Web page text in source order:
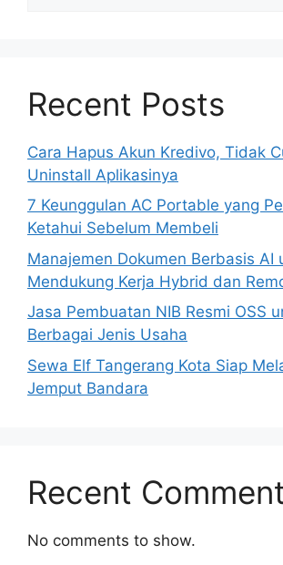
Recent Posts
Cara Hapus Akun Kredivo, Tidak
Uninstall Aplikasinya
7 Keunggulan AC Portable yang
Ketahui Sebelum Membeli
Manajemen Dokumen Berbasis AI
Mendukung Kerja Hybrid dan
Jasa Pembuatan NIB Resmi OSS
Berbagai Jenis Usaha
Sewa Elf Tangerang Kota Siap
Jemput Bandara
Recent
No comments to show.